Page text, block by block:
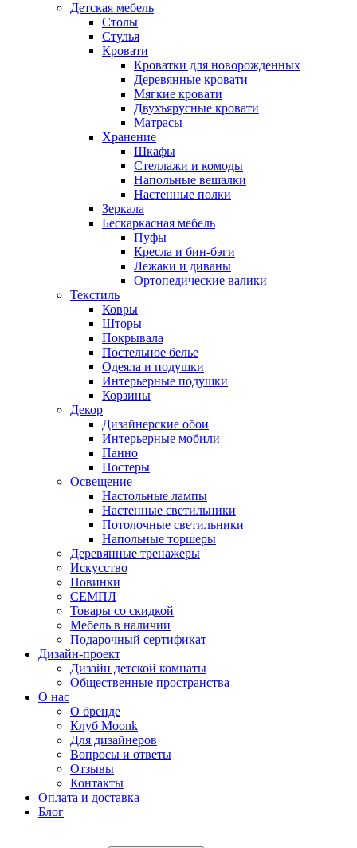
Детская мебель
Столы
Стулья
Кровати
Кроватки для новорожденных
Деревянные кровати
Мягкие кровати
Двухъярусные кровати
Матрасы
Хранение
Шкафы
Стеллажи и комоды
Напольные вешалки
Настенные полки
Зеркала
Бескаркасная мебель
Пуфы
Кресла и бин-бэги
Лежаки и диваны
Ортопедические валики
Текстиль
Ковры
Шторы
Покрывала
Постельное белье
Одеяла и подушки
Интерьерные подушки
Корзины
Декор
Дизайнерские обои
Интерьерные мобили
Панно
Постеры
Освещение
Настольные лампы
Настенные светильники
Потолочные светильники
Напольные торшеры
Деревянные тренажеры
Искусство
Новинки
СЕМПЛ
Товары со скидкой
Мебель в наличии
Подарочный сертификат
Дизайн-проект
Дизайн детской комнаты
Общественные пространства
О нас
О бренде
Клуб Moonk
Для дизайнеров
Вопросы и ответы
Отзывы
Контакты
Оплата и доставка
Блог